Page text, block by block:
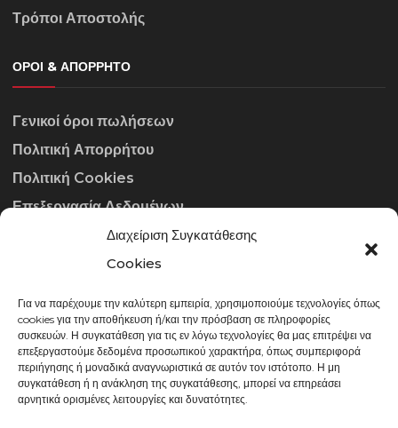
Διαχείριση Συγκατάθεσης
Cookies
Για να παρέχουμε την καλύτερη εμπειρία, χρησιμοποιούμε τεχνολογίες όπως
cookies για την αποθήκευση ή/και την πρόσβαση σε πληροφορίες
συσκευών. Η συγκατάθεση για τις εν λόγω τεχνολογίες θα μας επιτρέψει να
επεξεργαστούμε δεδομένα προσωπικού χαρακτήρα, όπως συμπεριφορά
περιήγησης ή μοναδικά αναγνωριστικά σε αυτόν τον ιστότοπο. Η μη
συγκατάθεση ή η ανάκληση της συγκατάθεσης, μπορεί να επηρεάσει
αρνητικά ορισμένες λειτουργίες και δυνατότητες.
Τρόποι Αποστολής
ΌΡΟΙ & ΑΠΌΡΡΗΤΟ
Γενικοί όροι πωλήσεων
Πολιτική Απορρήτου
Πολιτική Cookies
Επεξεργασία Δεδομένων
ΣΤΟΙΧΕΊΑ ΕΠΙΚΟΙΝΩΝΊΑΣ
info@gowithraw.gr
24310 35062
Δευ. - Παρ. 08:00 - 20:00